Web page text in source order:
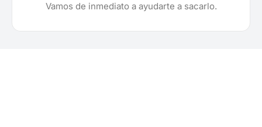
Vamos de inmediato a ayudarte a sacarlo.